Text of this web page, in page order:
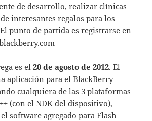
de desarrollo, realizar clínicas
interesantes regalos para los
punto de partida es registrarse en
es el20 de agosto de 2012. El
aplicación para el BlackBerry
cualquiera de las 3 plataformas
(con el NDK del dispositivo),
software agregado para Flash